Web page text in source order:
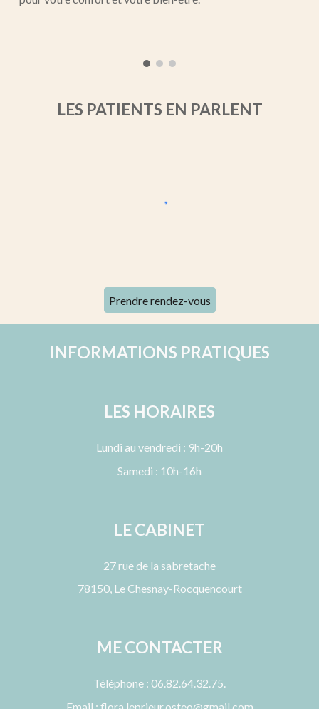
LES PATIENTS EN PARLENT
Prendre rendez-vous
INFORMATIONS PRATIQUES
LES HORAIRES
Lundi au vendredi : 9h-20h
Samedi : 10h-16h
LE CABINET
27 rue de la sabretache
78150, Le Chesnay-Rocquencourt
ME CONTACTER
Téléphone : 06.82.64.32.75.